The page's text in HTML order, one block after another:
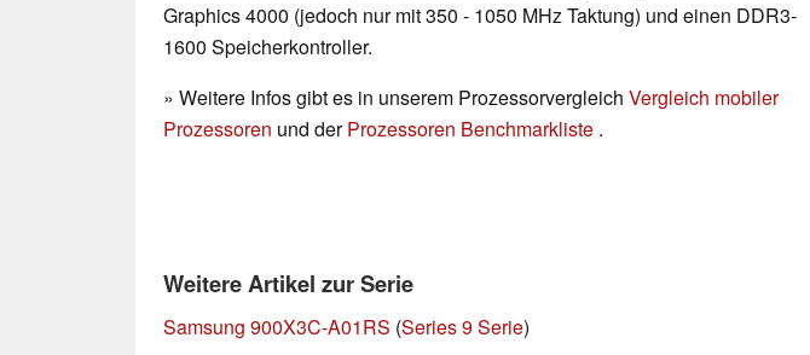
Graphics 4000 (jedoch nur mit 350 - 1050 MHz Taktung) und einen DDR3-
1600 Speicherkontroller.
» Weitere Infos gibt es in unserem Prozessorvergleich Vergleich mobiler
Prozessoren und derProzessoren Benchmarkliste .
Weitere Artikel zur Serie
Samsung 900X3C-A01RS (Series 9 Serie)